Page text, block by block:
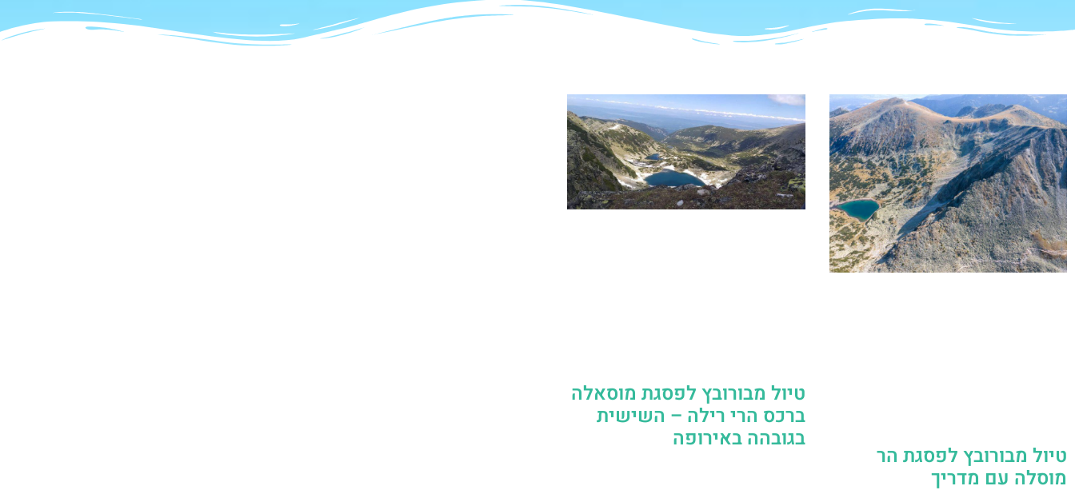
טיול מבורובץ לפסגת הר
מוסלה עם מדריך
טיול מבורובץ לפסגת מוסאלה
ברכס הרי רילה – השישית
בגובהה באירופה